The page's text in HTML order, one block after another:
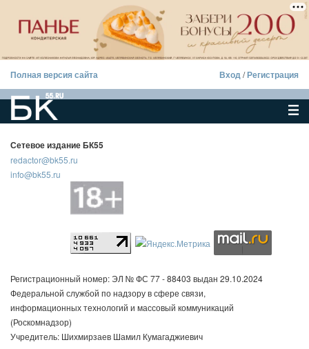
Полная версия сайта Вход/Регистрация
Сетевое издание БК55
redactor@bk55.ru
info@bk55.ru
Регистрационный номер: ЭЛ № ФС 77 - 88403 выдан 29.10.2024
Федеральной службой по надзору в сфере связи,
информационных технологий и массовый коммуникаций
(Роскомнадзор)
Учредитель: Шихмирзаев Шамил Кумагаджиевич